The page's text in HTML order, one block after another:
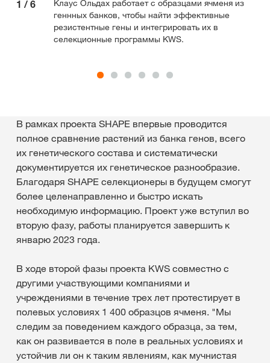
1 / 6
Клаус Ольдах работает с образцами ячменя из
геннных банков, чтобы найти эффективные
резистентные гены и интегрировать их в
селекционные программы KWS.
В рамках проекта SHAPE впервые проводится
полное сравнение растений из банка генов, всего
их генетического состава и систематически
документируется их генетическое разнообразие.
Благодаря SHAPE селекционеры в будущем смогут
более целенаправленно и быстро искать
необходимую информацию. Проект уже вступил во
вторую фазу, работы планируется завершить к
январю 2023 года.
В ходе второй фазы проекта KWS совместно с
другими участвующими компаниями и
учреждениями в течение трех лет протестирует в
полевых условиях 1 400 образцов ячменя. "Мы
следим за поведением каждого образца, за тем,
как он развивается в поле в реальных условиях и
устойчив ли он к таким явлениям, как мучнистая